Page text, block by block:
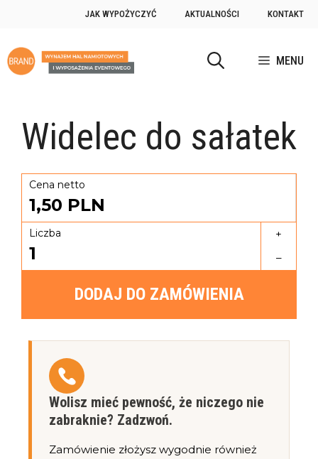
JAK WYPOŻYCZYĆ AKTUALNOŚCI KONTAKT
MENU
Widelec do sałatek
Cena netto
1,50 PLN
Liczba
1
+
–
DODAJ DO ZAMÓWIENIA
Wolisz mieć pewność, że niczego nie
zabraknie? Zadzwoń.
Zamówienie złożysz wygodnie również